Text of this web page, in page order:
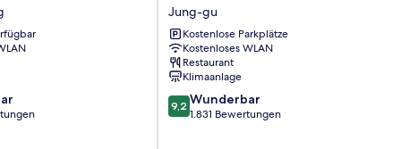
SEWOON
MYEONGDONG
Jung-
gu
Jung-gu
Kostenlose Parkplätze
Kostenloses WLAN
Restaurant
Klimaanlage
9.2
von
9,2 Wunderbar
1.831 Bewertungen